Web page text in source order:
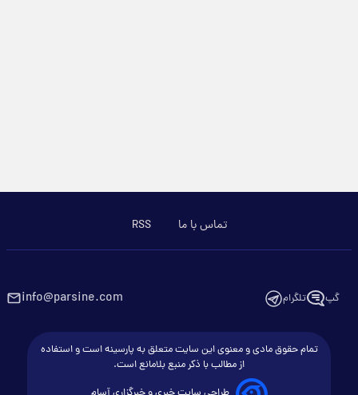
تماس با ما RSS
گپ تلگرام info@parsine.com
تمام حقوق مادی و معنوی این سایت متعلق به پارسینه است و استفاده
از مطالب با ذکر منبع بلامانع است.